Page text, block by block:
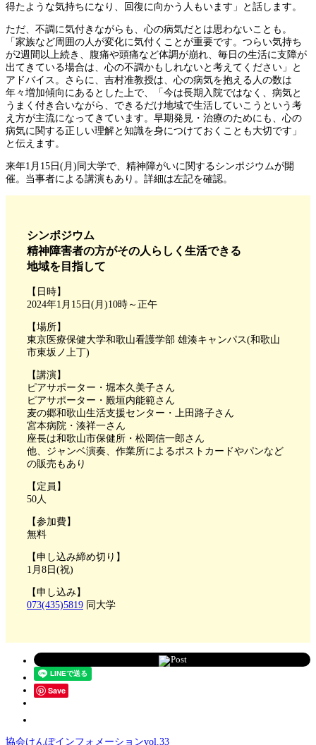
得たような気持ちになり、回復に向かう人もいます」と話します。
ただ、不調に気付きながらも、心の病気だとは思わないことも。
「家族など周囲の人が変化に気付くことが重要です。つらい気持ち
が2週間以上続き、腹痛や頭痛など体調が崩れ、毎日の生活に支障が
出てきている場合は、心の不調かもしれないと考えてください」と
アドバイス。さらに、吉村准教授は、心の病気を抱える人の数は
年々増加傾向にあるとした上で、「今は長期入院ではなく、病気と
うまく付き合いながら、できるだけ地域で生活していこうという考
え方が主流になってきています。早期発見・治療のためにも、心の
病気に関する正しい理解と知識を身につけておくことも大切です」
と伝えます。
来年1月15日(月)同大学で、精神障がいに関するシンポジウムが開
催。当事者による講演もあり。詳細は左記を確認。
シンポジウム
精神障害者の方がその人らしく生活できる
地域を目指して
【日時】
2024年1月15日(月)10時～正午
【場所】
東京医療保健大学和歌山看護学部 雄湊キャンパス(和歌山
市東坂ノ上丁)
【講演】
ピアサポーター・堀本久美子さん
ピアサポーター・殿垣内能範さん
麦の郷和歌山生活支援センター・上田路子さん
宮本病院・湊祥一さん
座長は和歌山市保健所・松岡信一郎さん
他、ジャンベ演奏、作業所によるポストカードやパンなど
の販売もあり
【定員】
50人
【参加費】
無料
【申し込み締め切り】
1月8日(祝)
【申し込み】
073(435)5819 同大学
Post
Save
協会けんぽインフォメーションvol.33